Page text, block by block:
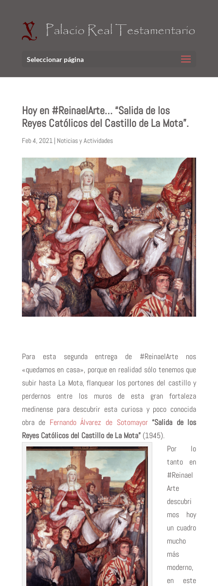
Seleccionar página
Hoy en #ReinaelArte… “Salida de los
Reyes Católicos del Castillo de La Mota”.
Feb 4, 2021| Noticias y Actividades
Para esta segunda entrega de #ReinaelArte nos
«quedamos en casa», porque en realidad sólo tenemos que
subir hasta La Mota, flanquear los portones del castillo y
perdernos entre los muros de esta gran fortaleza
medinense para descubrir esta curiosa y poco conocida
obra de Fernando Álvarez de Sotomayor “Salida de los
Reyes Católicos del Castillo de La Mota” (1945).
Por lo
tanto en
#Reinael
Arte
descubri
mos hoy
un cuadro
mucho
más
moderno,
en este